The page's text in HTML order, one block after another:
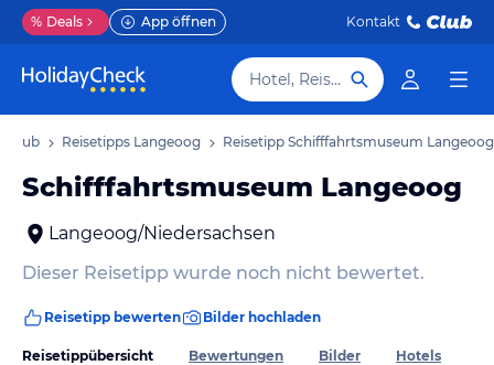
% Deals App öffnen Kontakt
Hotel, Reiseziel
Reisetipps Langeoog Reisetipp Schifffahrtsmuseum Langeoog
Schifffahrtsmuseum Langeoog
Langeoog/Niedersachsen
Dieser Reisetipp wurde noch nicht bewertet.
Reisetipp bewerten Bilder hochladen
Reisetippübersicht Bewertungen Bilder Hotels